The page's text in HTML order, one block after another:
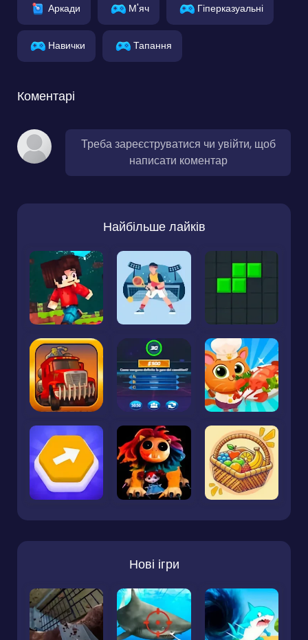
Аркади М'яч Гіперказуальні
Навички Тапання
Коментарі
Треба зареєструватися чи увійти, щоб
написати коментар
Найбільше лайків
Нові ігри